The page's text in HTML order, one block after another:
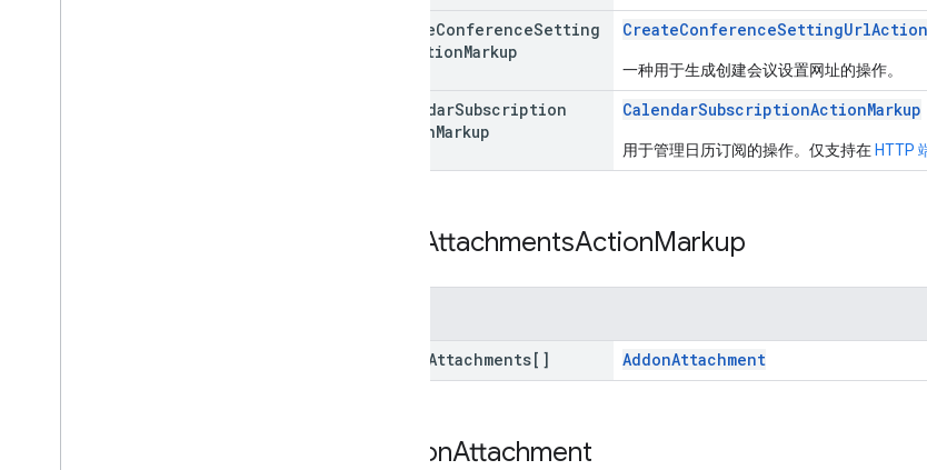
createConferenceSetting
ActionMarkup
一种用于生成创建会议设置网址的操作。
calendarSubscription
ActionMarkup
CalendarSubscriptionActionMarkup
用于管理日历订阅的操作。仅支持在 HTTP
AttachmentsActionMarkup
Attachments[] AddonAttachment
AddonAttachment